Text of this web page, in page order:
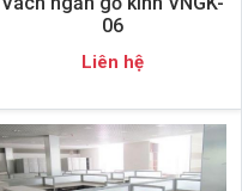
06
Liên hệ